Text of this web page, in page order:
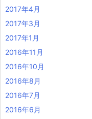
2017年4月
2017年3月
2017年1月
2016年11月
2016年10月
2016年8月
2016年7月
2016年6月